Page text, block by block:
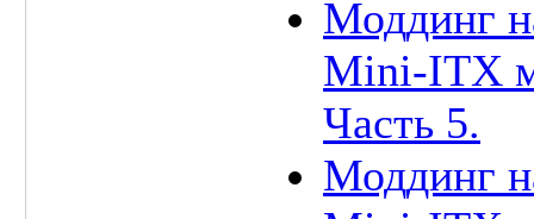
Моддинг
Mini-ITX
Часть 5.
Моддинг